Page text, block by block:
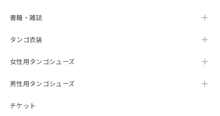
書籍・雑誌
タンゴ衣装
女性用タンゴシューズ
男性用タンゴシューズ
チケット